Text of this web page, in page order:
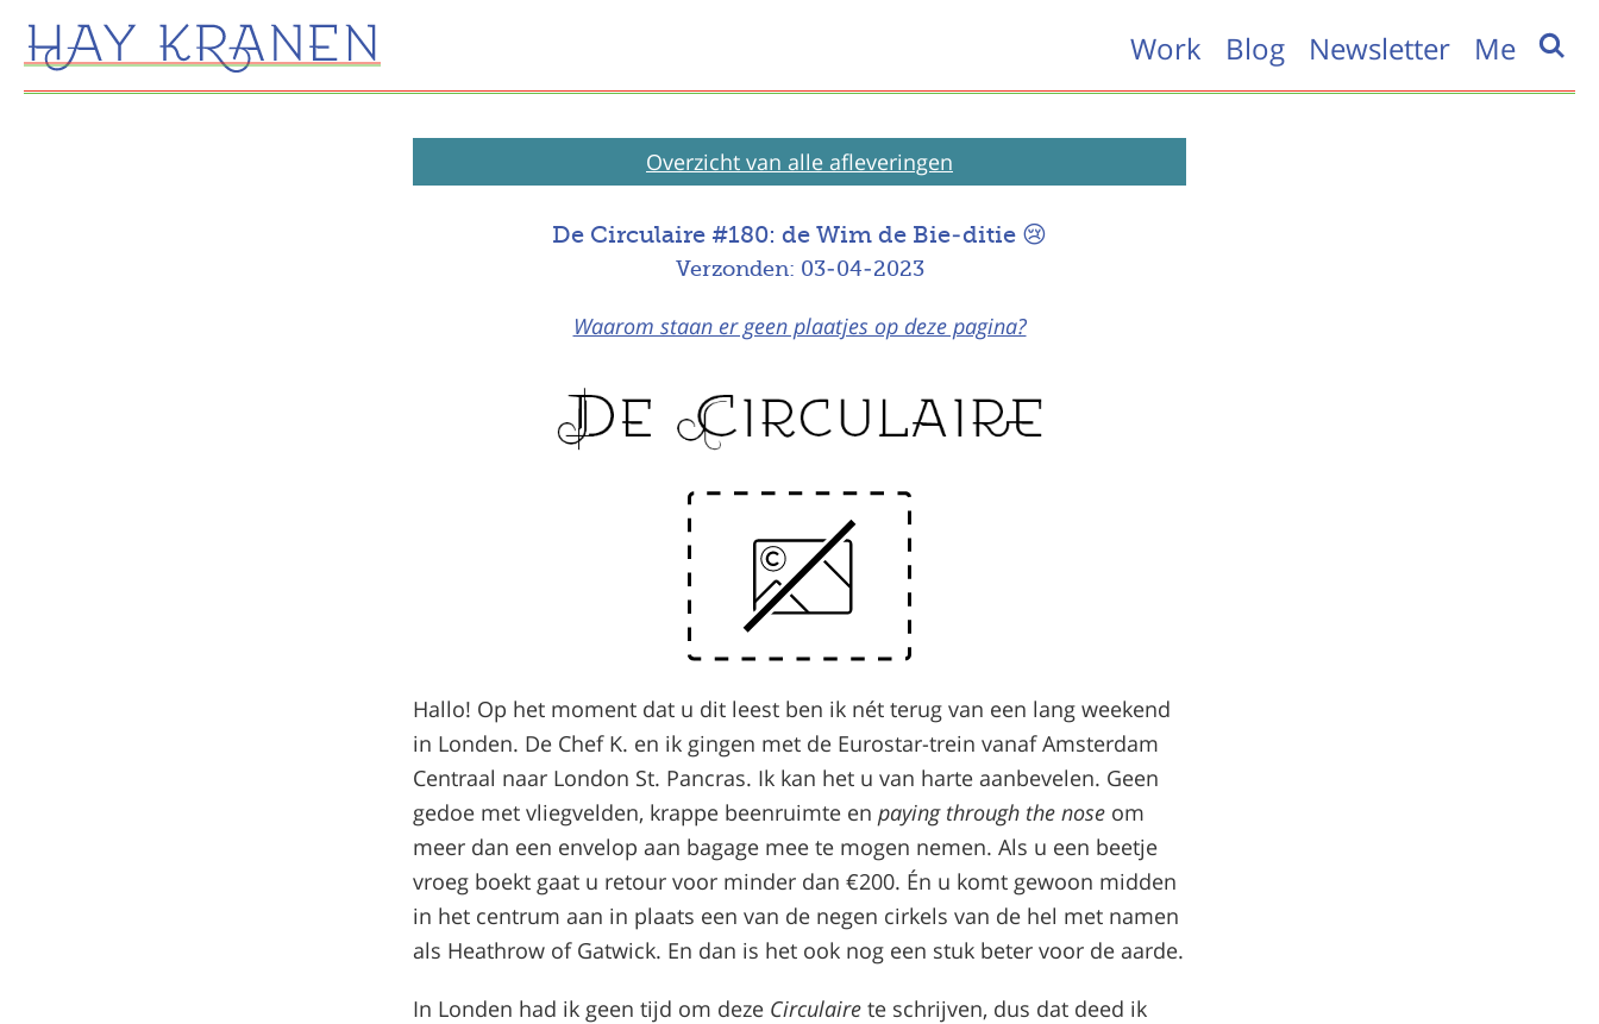
Work Blog Newsletter Me
Overzicht van alle afleveringen
De Circulaire #180: de Wim de Bie-ditie 😢
Verzonden: 03-04-2023
Waarom staan er geen plaatjes op deze pagina?
Hallo! Op het moment dat u dit leest ben ik nét terug van een lang weekend
in Londen. De Chef K. en ik gingen met de Eurostar-trein vanaf Amsterdam
Centraal naar London St. Pancras. Ik kan het u van harte aanbevelen. Geen
gedoe met vliegvelden, krappe beenruimte en paying through the nose om
meer dan een envelop aan bagage mee te mogen nemen. Als u een beetje
vroeg boekt gaat u retour voor minder dan €200. Én u komt gewoon midden
in het centrum aan in plaats een van de negen cirkels van de hel met namen
als Heathrow of Gatwick. En dan is het ook nog een stuk beter voor de aarde.
In Londen had ik geen tijd om deze Circulaire te schrijven, dus dat deed ik